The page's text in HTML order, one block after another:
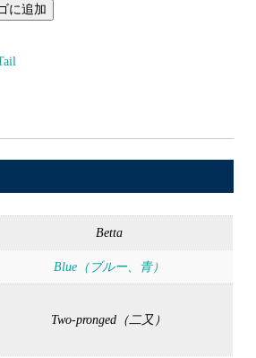
に追加
Betta
Blue（ブルー、青）
Two-pronged（二又）